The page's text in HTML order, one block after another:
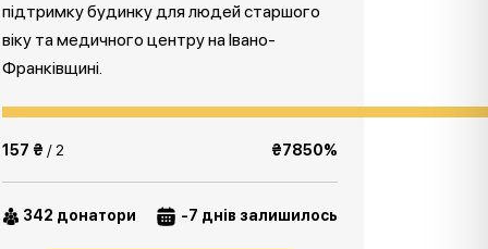
підтримку будинку для людей старшого
віку та медичного центру на Івано-
Франківщині.
157 ₴ / 2 ₴7850%
342 донатори -7 днів залишилось